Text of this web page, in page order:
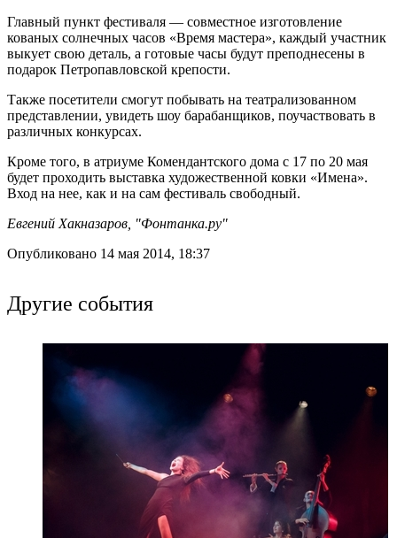
Главный пункт фестиваля — совместное изготовление
кованых солнечных часов «Время мастера», каждый участник
выкует свою деталь, а готовые часы будут преподнесены в
подарок Петропавловской крепости.
Также посетители смогут побывать на театрализованном
представлении, увидеть шоу барабанщиков, поучаствовать в
различных конкурсах.
Кроме того, в атриуме Комендантского дома с 17 по 20 мая
будет проходить выставка художественной ковки «Имена».
Вход на нее, как и на сам фестиваль свободный.
Евгений Хакназаров, "Фонтанка.ру"
Опубликовано 14 мая 2014, 18:37
Другие события